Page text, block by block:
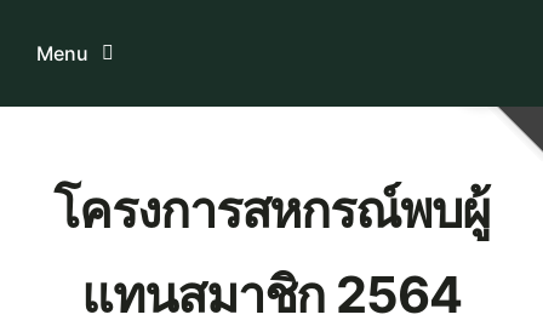
Menu
ระบบบริการสมาชิก
เกี่ยวกับเรา
โครงการสหกรณ์พบผู้
แทนสมาชิก 2564